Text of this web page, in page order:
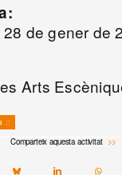
de gener de
Arts
::
Comparteix aquesta activitat